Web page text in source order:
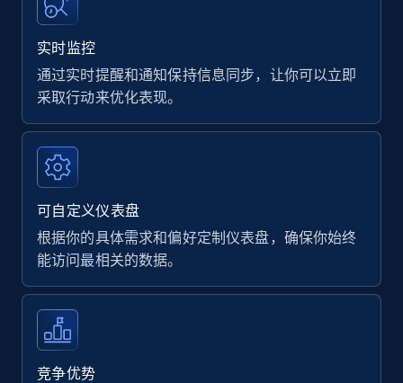
实时监控
通过实时提醒和通知保持信息同步，让你可以立即
采取行动来优化表现。
可自定义仪表盘
根据你的具体需求和偏好定制仪表盘，确保你始终
能访问最相关的数据。
竞争优势